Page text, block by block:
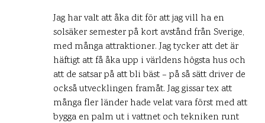
Jag har valt att åka dit för att jag vill ha en
solsäker semester på kort avstånd från Sverige,
med många attraktioner. Jag tycker att det är
häftigt att få åka upp i världens högsta hus och
att de satsar på att bli bäst – på så sätt driver de
också utvecklingen framåt. Jag gissar tex att
många fler länder hade velat vara först med att
bygga en palm ut i vattnet och tekniken runt